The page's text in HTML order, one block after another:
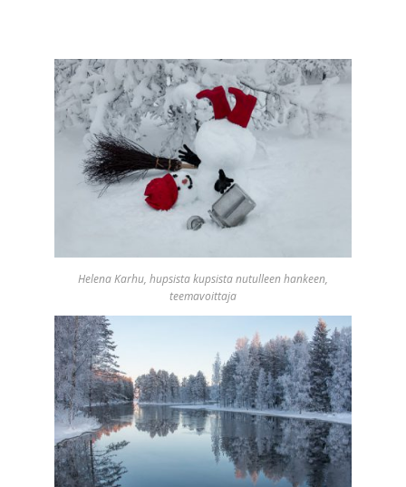
Helena Karhu, hupsista kupsista nutulleen hankeen,
teemavoittaja